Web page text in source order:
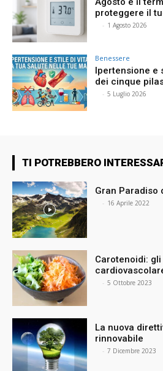
proteggere il
- 1 Agosto 2026
Benessere
Ipertensione e
dei cinque
- 5 Luglio 2026
TI POTREBBERO
Gran Paradiso
- 16 Aprile 2022
Carotenoidi:
- 5 Ottobre 2023
La nuova
rinnovabile
- 7 Dicembre 2023